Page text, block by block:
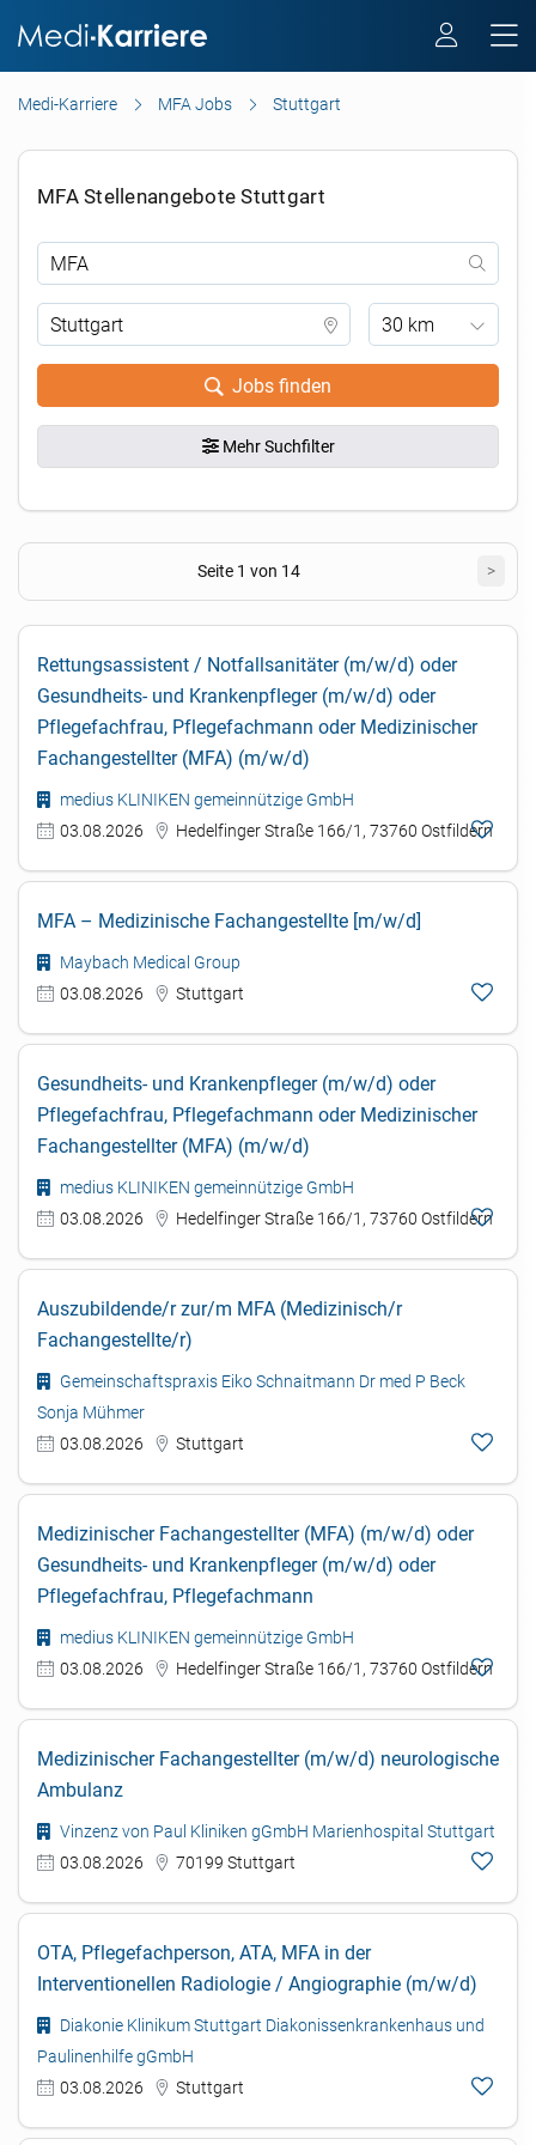
Medi-Karriere MFA Jobs Stuttgart
MFA Stellenangebote Stuttgart
30 km
Jobs finden
Mehr Suchfilter
Seite 1 von 14 >
Rettungsassistent / Notfallsanitäter (m/w/d) oder
Gesundheits- und Krankenpfleger (m/w/d) oder
Pflegefachfrau, Pflegefachmann oder Medizinischer
Fachangestellter (MFA) (m/w/d)
medius KLINIKEN gemeinnützige GmbH
03.08.2026
Hedelfinger Straße 166/1, 73760 Ostfildern
MFA – Medizinische Fachangestellte [m/w/d]
Maybach Medical Group
03.08.2026
Stuttgart
Gesundheits- und Krankenpfleger (m/w/d) oder
Pflegefachfrau, Pflegefachmann oder Medizinischer
Fachangestellter (MFA) (m/w/d)
medius KLINIKEN gemeinnützige GmbH
03.08.2026
Hedelfinger Straße 166/1, 73760 Ostfildern
Auszubildende/r zur/m MFA (Medizinisch/r
Fachangestellte/r)
Gemeinschaftspraxis Eiko Schnaitmann Dr med P Beck
Sonja Mühmer
03.08.2026
Stuttgart
Medizinischer Fachangestellter (MFA) (m/w/d) oder
Gesundheits- und Krankenpfleger (m/w/d) oder
Pflegefachfrau, Pflegefachmann
medius KLINIKEN gemeinnützige GmbH
03.08.2026
Hedelfinger Straße 166/1, 73760 Ostfildern
Medizinischer Fachangestellter (m/w/d) neurologische
Ambulanz
Vinzenz von Paul Kliniken gGmbH Marienhospital Stuttgart
03.08.2026
70199 Stuttgart
OTA, Pflegefachperson, ATA, MFA in der
Interventionellen Radiologie / Angiographie (m/w/d)
Diakonie Klinikum Stuttgart Diakonissenkrankenhaus und
Paulinenhilfe gGmbH
03.08.2026
Stuttgart